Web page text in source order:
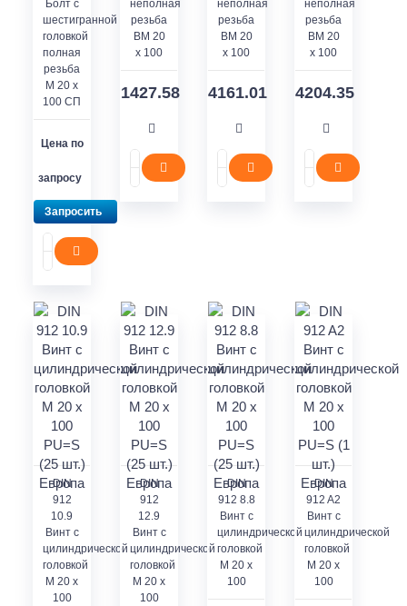
Болт с
шестигранной
головкой
полная
резьба
M 20 x
100 СП
Цена по
запросу
Запросить
неполная
резьба
BM 20
x 100
1427.58
неполная
резьба
BM 20
x 100
4161.01
неполная
резьба
BM 20
x 100
4204.35
DIN
912
10.9
Винт с
цилиндрической
головкой
M 20 x
100
DIN
912
12.9
Винт с
цилиндрической
головкой
M 20 x
100
DIN
912 8.8
Винт с
цилиндрической
головкой
M 20 x
100
DIN
912 A2
Винт с
цилиндрической
головкой
M 20 x
100